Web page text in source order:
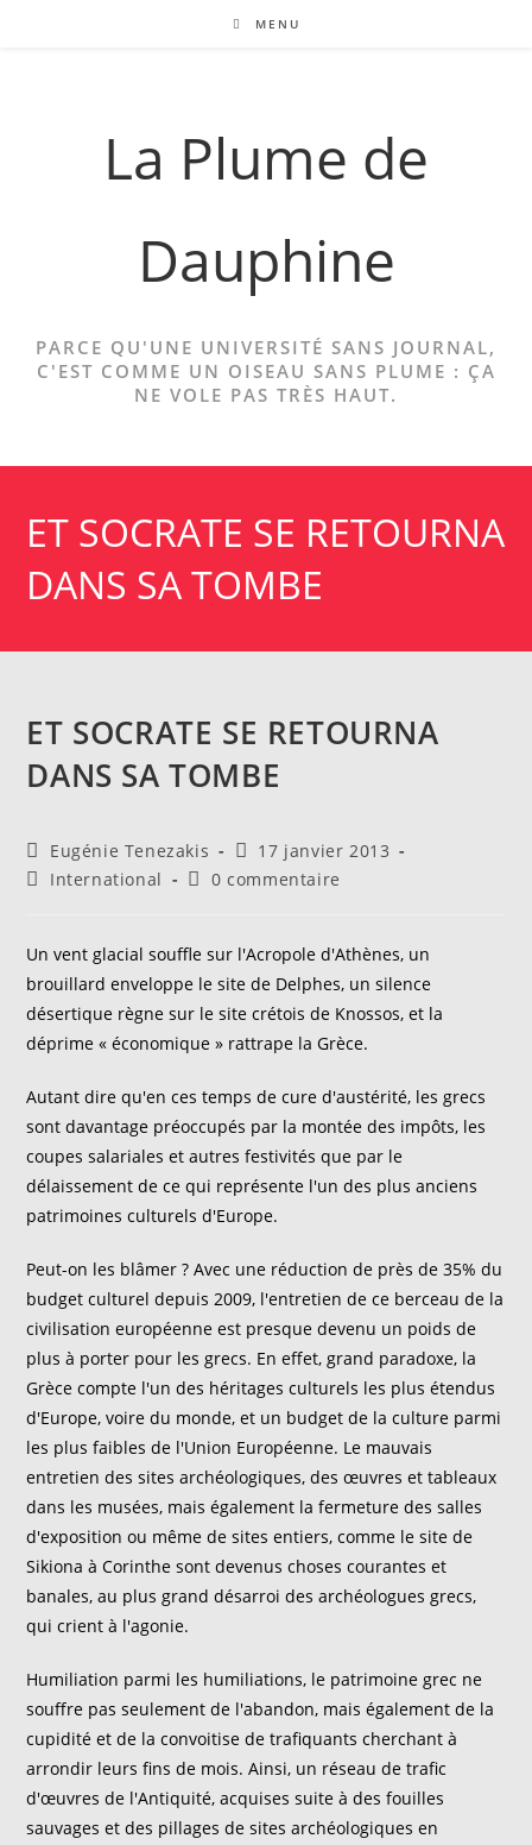
MENU
La Plume de
Dauphine
PARCE QU'UNE UNIVERSITÉ SANS JOURNAL,
C'EST COMME UN OISEAU SANS PLUME : ÇA
NE VOLE PAS TRÈS HAUT.
ET SOCRATE SE RETOURNA
DANS SA TOMBE
ET SOCRATE SE RETOURNA
DANS SA TOMBE
Auteur/autrice
de
Eugénie Tenezakis
Publication
publiée :
17 janvier 2013
PostInternational
Commentaires
publication :
0 commentaire
Un vent glacial souffle sur l'Acropole d'Athènes, un
brouillard enveloppe le site de Delphes, un silence
désertique règne sur le site crétois de Knossos, et la
déprime « économique » rattrape la Grèce.
Autant dire qu'en ces temps de cure d'austérité, les grecs
sont davantage préoccupés par la montée des impôts, les
coupes salariales et autres festivités que par le
délaissement de ce qui représente l'un des plus anciens
patrimoines culturels d'Europe.
Peut-on les blâmer ? Avec une réduction de près de 35% du
budget culturel depuis 2009, l'entretien de ce berceau de la
civilisation européenne est presque devenu un poids de
plus à porter pour les grecs. En effet, grand paradoxe, la
Grèce compte l'un des héritages culturels les plus étendus
d'Europe, voire du monde, et un budget de la culture parmi
les plus faibles de l'Union Européenne. Le mauvais
entretien des sites archéologiques, des œuvres et tableaux
dans les musées, mais également la fermeture des salles
d'exposition ou même de sites entiers, comme le site de
Sikiona à Corinthe sont devenus choses courantes et
banales, au plus grand désarroi des archéologues grecs,
qui crient à l'agonie.
Humiliation parmi les humiliations, le patrimoine grec ne
souffre pas seulement de l'abandon, mais également de la
cupidité et de la convoitise de trafiquants cherchant à
arrondir leurs fins de mois. Ainsi, un réseau de trafic
d'œuvres de l'Antiquité, acquises suite à des fouilles
sauvages et des pillages de sites archéologiques en